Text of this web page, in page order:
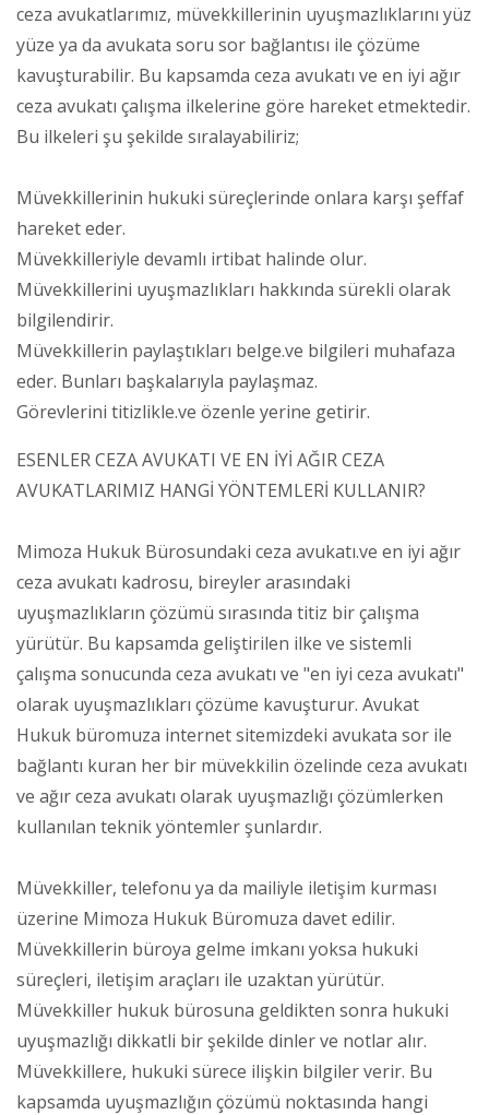
ceza avukatlarımız, müvekkillerinin uyuşmazlıklarını yüz
yüze ya da avukata soru sor bağlantısı ile çözüme
kavuşturabilir. Bu kapsamda ceza avukatı ve en iyi ağır
ceza avukatı çalışma ilkelerine göre hareket etmektedir.
Bu ilkeleri şu şekilde sıralayabiliriz;
Müvekkillerinin hukuki süreçlerinde onlara karşı şeffaf
hareket eder.
Müvekkilleriyle devamlı irtibat halinde olur.
Müvekkillerini uyuşmazlıkları hakkında sürekli olarak
bilgilendirir.
Müvekkillerin paylaştıkları belge.ve bilgileri muhafaza
eder. Bunları başkalarıyla paylaşmaz.
Görevlerini titizlikle.ve özenle yerine getirir.
ESENLER CEZA AVUKATI VE EN İYİ AĞIR CEZA
AVUKATLARIMIZ HANGİ YÖNTEMLERİ KULLANIR?
Mimoza Hukuk Bürosundaki ceza avukatı.ve en iyi ağır
ceza avukatı kadrosu, bireyler arasındaki
uyuşmazlıkların çözümü sırasında titiz bir çalışma
yürütür. Bu kapsamda geliştirilen ilke ve sistemli
çalışma sonucunda ceza avukatı ve "en iyi ceza avukatı"
olarak uyuşmazlıkları çözüme kavuşturur. Avukat
Hukuk büromuza internet sitemizdeki avukata sor ile
bağlantı kuran her bir müvekkilin özelinde ceza avukatı
ve ağır ceza avukatı olarak uyuşmazlığı çözümlerken
kullanılan teknik yöntemler şunlardır.
Müvekkiller, telefonu ya da mailiyle iletişim kurması
üzerine Mimoza Hukuk Büromuza davet edilir.
Müvekkillerin büroya gelme imkanı yoksa hukuki
süreçleri, iletişim araçları ile uzaktan yürütür.
Müvekkiller hukuk bürosuna geldikten sonra hukuki
uyuşmazlığı dikkatli bir şekilde dinler ve notlar alır.
Müvekkillere, hukuki sürece ilişkin bilgiler verir. Bu
kapsamda uyuşmazlığın çözümü noktasında hangi